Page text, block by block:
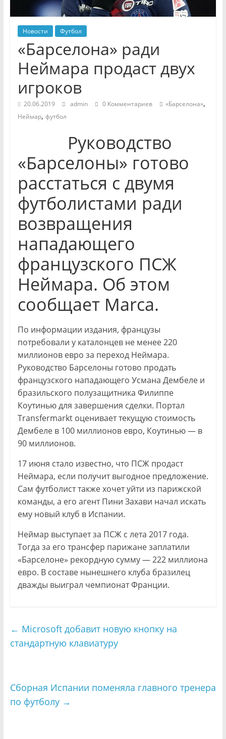
Новости Футбол
«Барселона» ради
Неймара продаст двух
игроков
20.06.2019 admin 0 Комментариев «Барселона»,
Неймар, футбол
Руководство
«Барселоны» готово
расстаться с двумя
футболистами ради
возвращения
нападающего
французского ПСЖ
Неймара. Об этом
сообщает Marca.
По информации издания, французы
потребовали у каталонцев не менее 220
миллионов евро за переход Неймара.
Руководство Барселоны готово продать
французского нападающего Усмана Дембеле и
бразильского полузащитника Филиппе
Коутинью для завершения сделки. Портал
Transfermarkt оценивает текущую стоимость
Дембеле в 100 миллионов евро, Коутинью — в
90 миллионов.
17 июня стало известно, что ПСЖ продаст
Неймара, если получит выгодное предложение.
Сам футболист также хочет уйти из парижской
команды, а его агент Пини Захави начал искать
ему новый клуб в Испании.
Неймар выступает за ПСЖ с лета 2017 года.
Тогда за его трансфер парижане заплатили
«Барселоне» рекордную сумму — 222 миллиона
евро. В составе нынешнего клуба бразилец
дважды выиграл чемпионат Франции.
← Microsoft добавит новую кнопку на
стандартную клавиатуру
Сборная Испании поменяла главного тренера
по футболу →